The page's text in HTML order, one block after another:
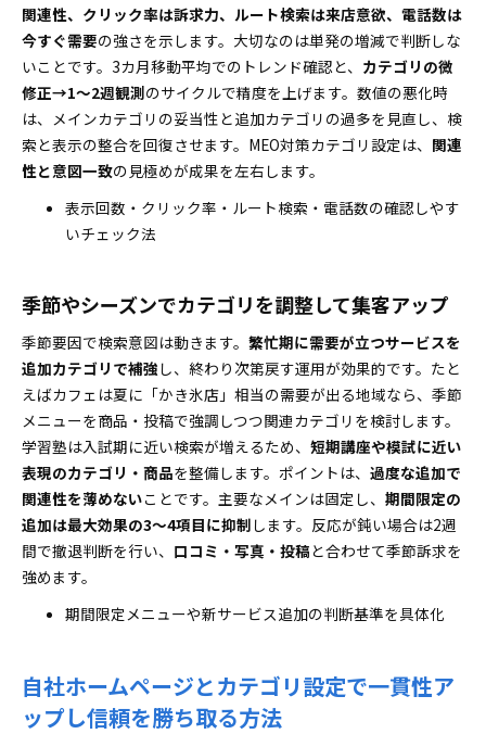
関連性、クリック率は訴求力、ルート検索は来店意欲、電話数は
今すぐ需要の強さを示します。大切なのは単発の増減で判断しな
いことです。3カ月移動平均でのトレンド確認と、 カテゴリの微
修正→1～2週観測のサイクルで精度を上げます。数値の悪化時
は、メインカテゴリの妥当性と追加カテゴリの過多を見直し、検
索と表示の整合を回復させます。MEO対策カテゴリ設定は、 関連
性と意図一致の見極めが成果を左右します。
表示回数・クリック率・ルート検索・電話数の確認しやす
いチェック法
季節やシーズンでカテゴリを調整して集客アップ
季節要因で検索意図は動きます。 繁忙期に需要が立つサービスを
追加カテゴリで補強 し、終わり次第戻す運用が効果的です。たと
えばカフェは夏に「かき氷店」相当の需要が出る地域なら、季節
メニューを商品・投稿で強調しつつ関連カテゴリを検討します。
学習塾は入試期に近い検索が増えるため、 短期講座や模試に近い
表現のカテゴリ・商品を整備します。ポイントは、 過度な追加で
関連性を薄めないことです。主要なメインは固定し、 期間限定の
追加は最大効果の3～4項目に抑制 します。反応が鈍い場合は2週
間で撤退判断を行い、 口コミ・写真・投稿と合わせて季節訴求を
強めます。
期間限定メニューや新サービス追加の判断基準を具体化
自社ホームページとカテゴリ設定で一貫性ア
ップし信頼を勝ち取る方法